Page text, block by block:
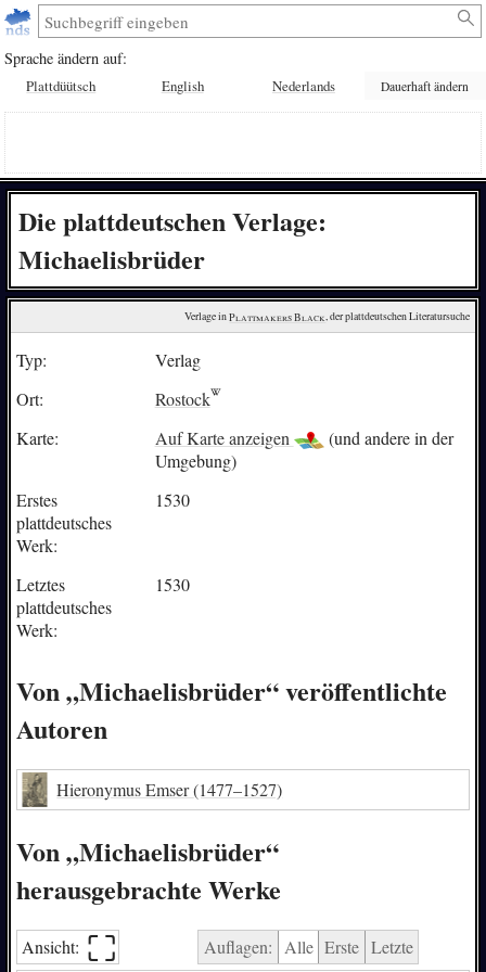
Sprache ändern auf:
Plattdüütsch English Nederlands Dauerhaft ändern
Die plattdeutschen Verlage:
Michaelisbrüder
Verlage in Plattmakers Black, der plattdeutschen Literatursuche
Typ:
Verlag
Ort:
Rostock
Karte:
Auf Karte anzeigen
(und andere in der
Umgebung)
Erstes
plattdeutsches
Werk:
1530
Letztes
plattdeutsches
Werk:
1530
Von „Michaelisbrüder“ veröffentlichte
Autoren
Hieronymus Emser(1477–1527)
Von „Michaelisbrüder“
herausgebrachte Werke
Ansicht: ⛶︎ Auflagen: Alle Erste Letzte